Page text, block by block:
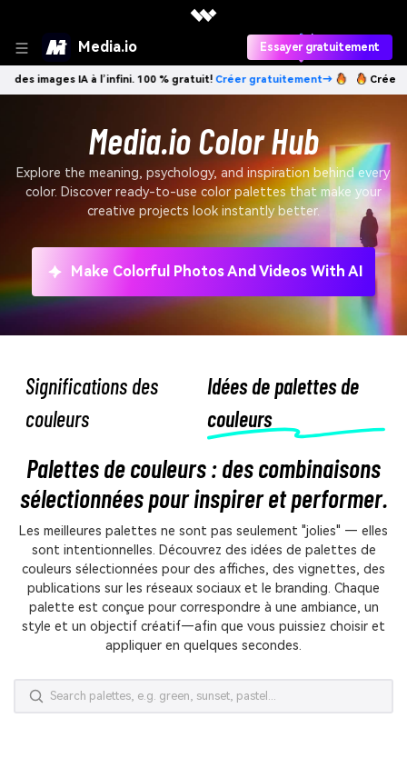
Media.io Essayer gratuitement
images IA à l’infini. 100 % gratuit!Créer gratuitement→ Créez des
Media.io Color Hub
Explore the meaning, psychology, and inspiration behind every
color. Discover ready-to-use color palettes that make your
creative projects look instantly better.
Make Colorful Photos And Videos With AI
Significations des
couleurs
Idées de palettes de
couleurs
Palettes de couleurs : des combinaisons
sélectionnées pour inspirer et performer.
Les meilleures palettes ne sont pas seulement "jolies" — elles
sont intentionnelles. Découvrez des idées de palettes de
couleurs sélectionnées pour des affiches, des vignettes, des
publications sur les réseaux sociaux et le branding. Chaque
palette est conçue pour correspondre à une ambiance, un
style et un objectif créatif—afin que vous puissiez choisir et
appliquer en quelques secondes.